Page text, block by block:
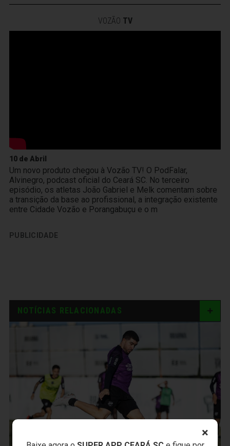
×
VOZÃO TV
10 de Abril
Um novo produto chegou à Vozão TV! O PodFalar,
Alvinegro, podcast oficial do Ceará SC. No terceiro
episódio, os atletas João Gabriel e Melk comentam sobre
a transição da base ao profissional, a integração existente
entre Cidade Vozão e Porangabuçu e o m
PUBLICIDADE
NOTÍCIAS RELACIONADAS